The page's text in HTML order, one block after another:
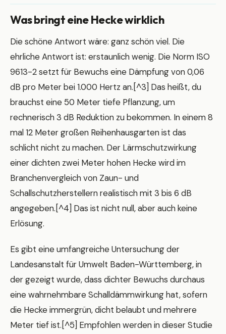
Was bringt eine Hecke wirklich
Die schöne Antwort wäre: ganz schön viel. Die
ehrliche Antwort ist: erstaunlich wenig. Die Norm ISO
9613-2 setzt für Bewuchs eine Dämpfung von 0,06
dB pro Meter bei 1.000 Hertz an.[^3] Das heißt, du
brauchst eine 50 Meter tiefe Pflanzung, um
rechnerisch 3 dB Reduktion zu bekommen. In einem 8
mal 12 Meter großen Reihenhausgarten ist das
schlicht nicht zu machen. Der Lärmschutzwirkung
einer dichten zwei Meter hohen Hecke wird im
Branchenvergleich von Zaun- und
Schallschutzherstellern realistisch mit 3 bis 6 dB
angegeben.[^4] Das ist nicht null, aber auch keine
Erlösung.
Es gibt eine umfangreiche Untersuchung der
Landesanstalt für Umwelt Baden-Württemberg, in
der gezeigt wurde, dass dichter Bewuchs durchaus
eine wahrnehmbare Schalldämmwirkung hat, sofern
die Hecke immergrün, dicht belaubt und mehrere
Meter tief ist.[^5] Empfohlen werden in dieser Studie